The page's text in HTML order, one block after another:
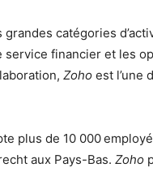
catégories
service financier et les
Zoho est l’une
plus de 10 000
aux Pays-Bas. Zoho